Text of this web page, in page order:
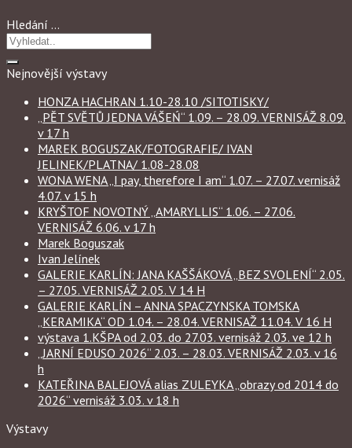
Hledání …
Nejnovější výstavy
HONZA HACHRAN 1.10-28.10 /SITOTISKY/
„PĚT SVĚTŮ JEDNA VÁŠEŃ“ 1.09. – 28.09. VERNISÁŽ 8.09.
v 17 h
MAREK BOGUSZAK/FOTOGRAFIE/ IVAN
JELINEK/PLATNA/ 1.08-28.08
WONA WENA „I pay, therefore I am“ 1.07. – 27.07. vernisáž
4.07. v 15 h
KRYŠTOF NOVOTNÝ „AMARYLLIS“ 1.06. – 27.06.
VERNISÁŽ 6.06. v 17 h
Marek Boguszak
Ivan Jelínek
GALERIE KARLÍN: JANA KAŠŠÁKOVÁ „BEZ SVOLENÍ“ 2.05.
– 27.05. VERNISÁŽ 2.05. V 14 H
GALERIE KARLÍN – ANNA SPACZYNSKA TOMSKA
„KERAMIKA“ OD 1.04. – 28.04. VERNISAŽ 11.04. V 16 H
výstava 1.KŠPA od 2.03. do 27.03. vernisáž 2.03. ve 12 h
„JARNÍ EDUSO 2026“ 2.03. – 28.03. VERNISÁŽ 2.03. v 16
h
KATEŘINA BALEJOVÁ alias ZULEYKA „obrazy od 2014 do
2026“ vernisáž 3.03. v 18 h
Výstavy